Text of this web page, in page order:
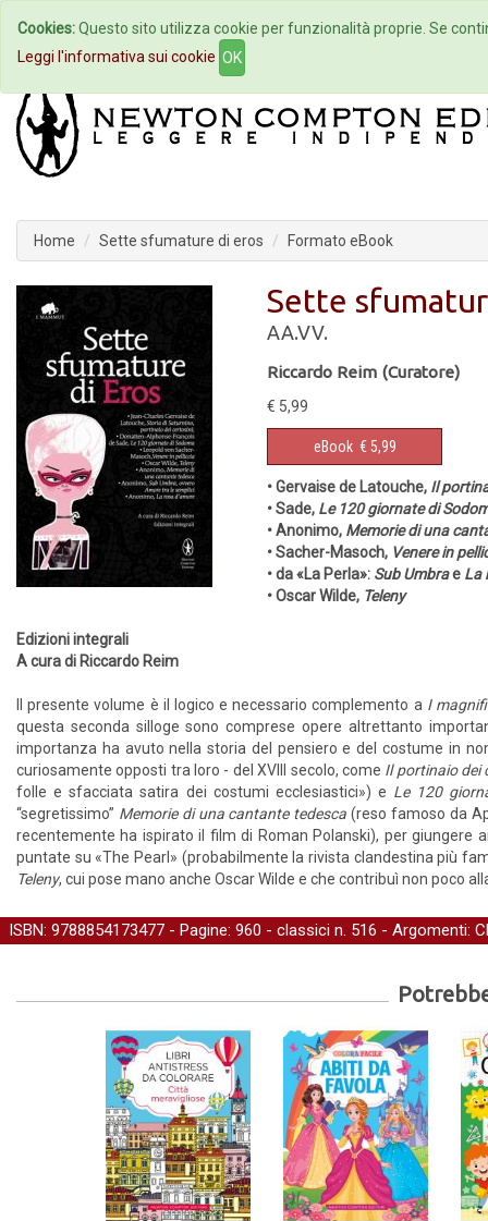
Home Autori Eventi
Home Sette sfumature di eros Formato eBook
Sette
AA.VV.
Riccardo Reim (Curatore)
€ 5,99
eBook € 5,99
• Gervaise de Latouche, Il
• Sade, Le 120 giornate di
• Anonimo, Memorie di una
• Sacher-Masoch, Venere in
• da «La Perla»: Sub Umbrae La
• Oscar Wilde, Teleny
Edizioni integrali
A cura di Riccardo Reim
Il presente volume è il logico e necessario complemento a I
questa seconda silloge sono comprese opere altrettanto
importanza ha avuto nella storia del pensiero e del costume in
curiosamente opposti tra loro - del XVIII secolo, come Il portinaio dei
folle e sfacciata satira dei costumi ecclesiastici») e Le 120
“segretissimo” Memorie di una cantante tedesca (reso famoso da
recentemente ha ispirato il film di Roman Polanski), per giungere
puntate su «The Pearl» (probabilmente la rivista clandestina più
Teleny, cui pose mano anche Oscar Wilde e che contribuì non poco
ISBN: 9788854173477 - Pagine: 960 - classici n. 516 - Argomenti:
Cookies:Questo sito utilizza cookie per funzionalità proprie. Se
Leggi l'informativa sui cookie OK